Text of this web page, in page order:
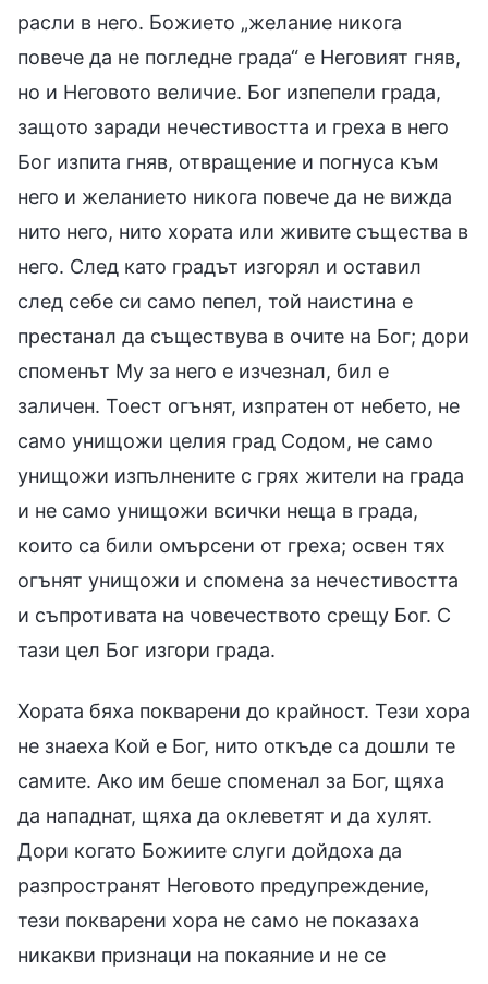
расли в него. Божието „желание никога
повече да не погледне града“ е Неговият гняв,
но и Неговото величие. Бог изпепели града,
защото заради нечестивостта и греха в него
Бог изпита гняв, отвращение и погнуса към
него и желанието никога повече да не вижда
нито него, нито хората или живите същества в
него. След като градът изгорял и оставил
след себе си само пепел, той наистина е
престанал да съществува в очите на Бог; дори
споменът Му за него е изчезнал, бил е
заличен. Тоест огънят, изпратен от небето, не
само унищожи целия град Содом, не само
унищожи изпълнените с грях жители на града
и не само унищожи всички неща в града,
които са били омърсени от греха; освен тях
огънят унищожи и спомена за нечестивостта
и съпротивата на човечеството срещу Бог. С
тази цел Бог изгори града.
Хората бяха покварени до крайност. Тези хора
не знаеха Кой е Бог, нито откъде са дошли те
самите. Ако им беше споменал за Бог, щяха
да нападнат, щяха да оклеветят и да хулят.
Дори когато Божиите слуги дойдоха да
разпространят Неговото предупреждение,
тези покварени хора не само не показаха
никакви признаци на покаяние и не се